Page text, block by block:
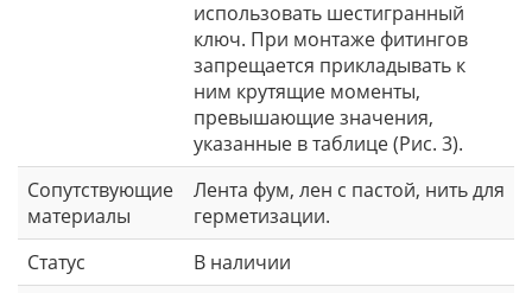
использовать шестигранный
ключ. При монтаже фитингов
запрещается прикладывать к
ним крутящие моменты,
превышающие значения,
указанные в таблице (Рис. 3).
Сопутствующие
материалы
Лента фум, лен с пастой, нить для
герметизации.
Статус
В наличии